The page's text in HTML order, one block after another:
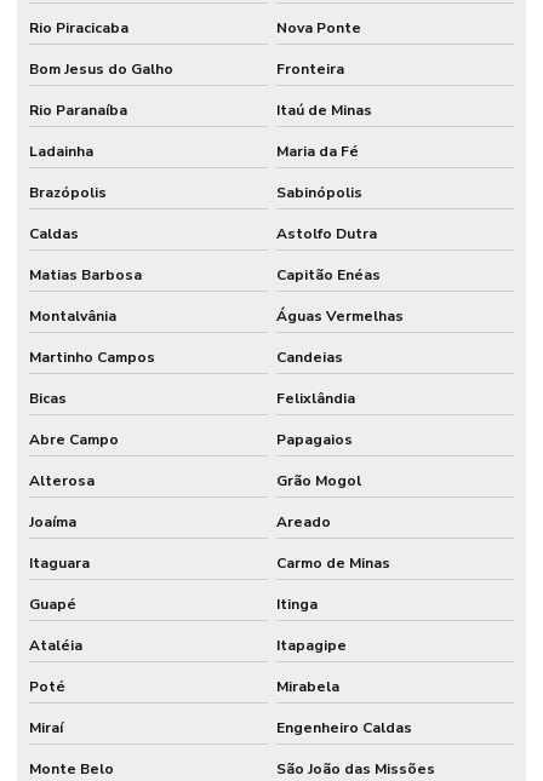
Rio Piracicaba Nova Ponte
Bom Jesus do Galho Fronteira
Rio Paranaíba Itaú de Minas
Ladainha Maria da Fé
Brazópolis Sabinópolis
Caldas Astolfo Dutra
Matias Barbosa Capitão Enéas
Montalvânia Águas Vermelhas
Martinho Campos Candeias
Bicas Felixlândia
Abre Campo Papagaios
Alterosa Grão Mogol
Joaíma Areado
Itaguara Carmo de Minas
Guapé Itinga
Ataléia Itapagipe
Poté Mirabela
Miraí Engenheiro Caldas
Monte Belo São João das Missões